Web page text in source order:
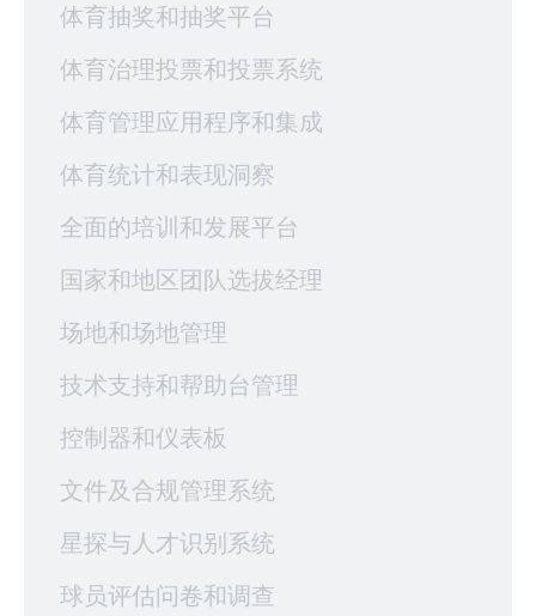
体育抽奖和抽奖平台
体育治理投票和投票系统
体育管理应用程序和集成
体育统计和表现洞察
全面的培训和发展平台
国家和地区团队选拔经理
场地和场地管理
技术支持和帮助台管理
控制器和仪表板
文件及合规管理系统
星探与人才识别系统
球员评估问卷和调查